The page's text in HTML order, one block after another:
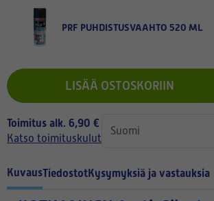
PRF PUHDISTUSVAAHTO 520 ML
LISÄÄ OSTOSKORIIN
Toimitus alk. 6,90 €
Katso toimituskulut
KuvausTiedostotKysymyksiä ja vastauksia